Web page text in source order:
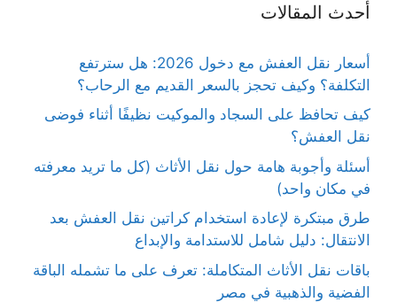
أحدث المقالات
أسعار نقل العفش مع دخول 2026: هل سترتفع
التكلفة؟ وكيف تحجز بالسعر القديم مع الرحاب؟
كيف تحافظ على السجاد والموكيت نظيفًا أثناء فوضى
نقل العفش؟
أسئلة وأجوبة هامة حول نقل الأثاث (كل ما تريد معرفته
في مكان واحد)
طرق مبتكرة لإعادة استخدام كراتين نقل العفش بعد
الانتقال: دليل شامل للاستدامة والإبداع
باقات نقل الأثاث المتكاملة: تعرف على ما تشمله الباقة
الفضية والذهبية في مصر